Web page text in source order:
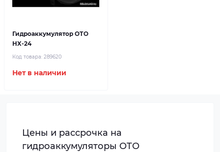
Гидроаккумулятор ОТО
HX-24
Код товара: 289620
Нет в наличии
Цены и рассрочка на
гидроаккумуляторы OTO